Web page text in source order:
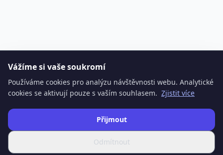
Vážíme si vaše soukromí
Používáme cookies pro analýzu návštěvnosti webu. Analytické
cookies se aktivují pouze s vaším souhlasem. Zjistit více
Odmítnout
Přijmout